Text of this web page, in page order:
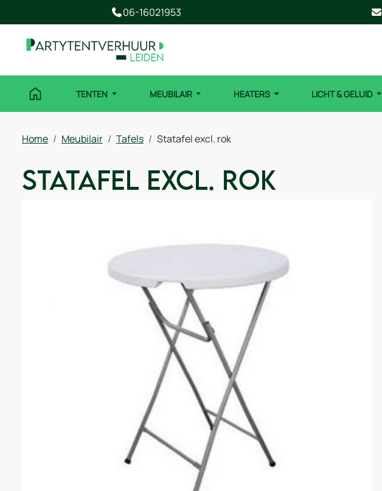
06-16021953
TENTEN MEUBILAIR HEATERS LICHT & GELUID
Home Meubilair Tafels Statafel excl. rok
Statafel excl. rok